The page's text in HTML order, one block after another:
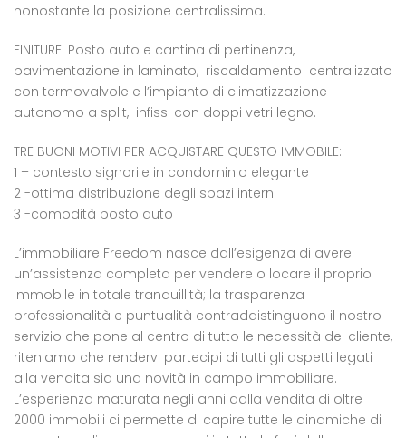
nonostante la posizione centralissima.
FINITURE: Posto auto e cantina di pertinenza,
pavimentazione in laminato, riscaldamento centralizzato
con termovalvole e l’impianto di climatizzazione
autonomo a split, infissi con doppi vetri legno.
TRE BUONI MOTIVI PER ACQUISTARE QUESTO IMMOBILE:
1 – contesto signorile in condominio elegante
2 -ottima distribuzione degli spazi interni
3 -comodità posto auto
L’immobiliare Freedom nasce dall’esigenza di avere
un’assistenza completa per vendere o locare il proprio
immobile in totale tranquillità; la trasparenza
professionalità e puntualità contraddistinguono il nostro
servizio che pone al centro di tutto le necessità del cliente,
riteniamo che rendervi partecipi di tutti gli aspetti legati
alla vendita sia una novità in campo immobiliare.
L’esperienza maturata negli anni dalla vendita di oltre
2000 immobili ci permette di capire tutte le dinamiche di